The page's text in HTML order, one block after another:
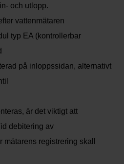
och utlopp.
vattenmätaren
typ EA (kontrollerbar
på inloppssidan, alternativt
är det viktigt att
debitering av
registrering skall